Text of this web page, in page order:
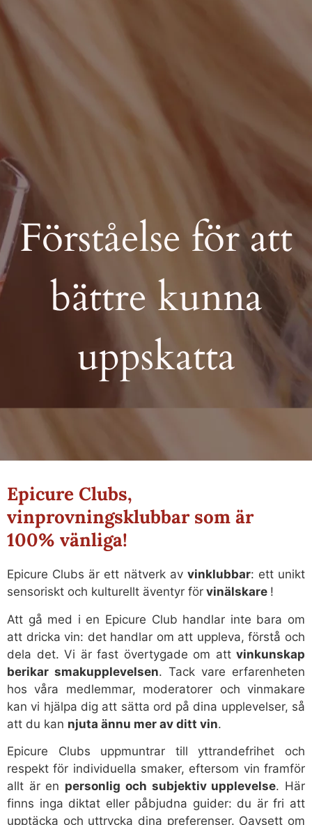
Förståelse för att
bättre kunna
uppskatta
Epicure Clubs,
vinprovningsklubbar som är
100% vänliga!
Epicure Clubs är ett nätverk av vinklubbar: ett unikt
sensoriskt och kulturellt äventyr för vinälskare !
Att gå med i en Epicure Club handlar inte bara om
att dricka vin: det handlar om att uppleva, förstå och
dela det. Vi är fast övertygade om att vinkunskap
berikar smakupplevelsen. Tack vare erfarenheten
hos våra medlemmar, moderatorer och vinmakare
kan vi hjälpa dig att sätta ord på dina upplevelser, så
att du kan njuta ännu mer av ditt vin.
Epicure Clubs uppmuntrar till yttrandefrihet och
respekt för individuella smaker, eftersom vin framför
allt är en personlig och subjektiv upplevelse. Här
finns inga diktat eller påbjudna guider: du är fri att
upptäcka och uttrycka dina preferenser. Oavsett om